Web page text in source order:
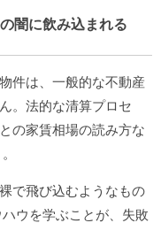
闇に飲み込まれる
件は、一般的な不動産
。法的な清算プロセ
の家賃相場の読み方な
。
で飛び込むようなもの
ウを学ぶことが、失敗